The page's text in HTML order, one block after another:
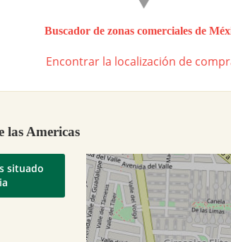
Buscador de zonas comerciales de
Encontrar la localización de
las Americas
situado